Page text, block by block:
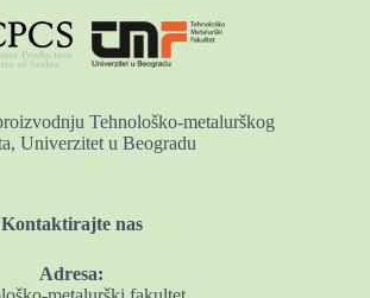
Tehnološko-metalurškog
Univerzitet u Beogradu
Kontaktirajte nas
Adresa: